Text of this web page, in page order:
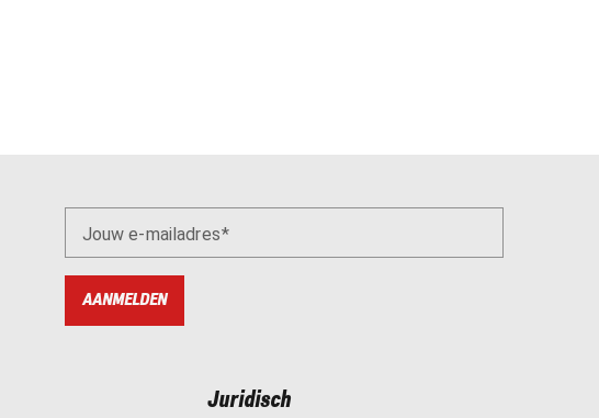
Jouw e-mailadres
AANMELDEN
Juridisch